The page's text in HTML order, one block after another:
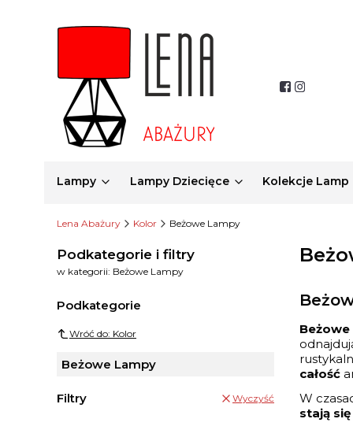
Lampy Lampy Dziecięce Kolekcje Lamp
Lena Abażury Kolor Beżowe Lampy
Podkategorie i filtry
w kategorii: Beżowe Lampy
Podkategorie
Wróć do: Kolor
Beżowe Lampy
Filtry Wyczyść
całość
W
stają